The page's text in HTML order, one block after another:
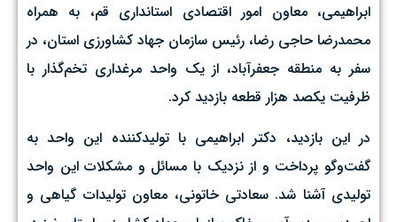
ابراهیمی، معاون امور اقتصادی استانداری قم، به همراه
محمدرضا حاجی رضا، رئیس سازمان جهاد کشاورزی استان، در
سفر به منطقه جعفرآباد، از یک واحد مرغداری تخم‌گذار با
ظرفیت یکصد هزار قطعه بازدید کرد.
در این بازدید، دکتر ابراهیمی با تولیدکننده این واحد به
گفت‌وگو پرداخت و از نزدیک با مسائل و مشکلات این واحد
تولیدی آشنا شد. سعادتی خاتونی، معاون تولیدات گیاهی و